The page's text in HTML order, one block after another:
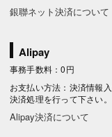
銀聯ネット決済について
Alipay
事務手数料：0円
お支払い方法：決済情報
決済処理を行って下さい。
Alipay決済について